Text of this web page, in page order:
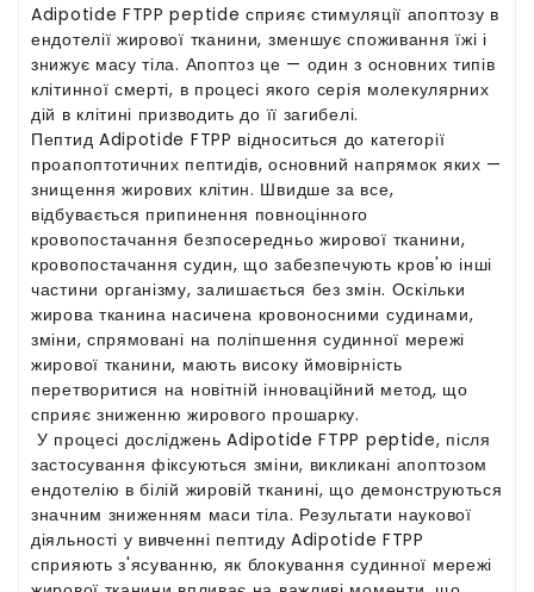
Adipotide FTPP peptide сприяє стимуляції апоптозу в
ендотелії жирової тканини, зменшує споживання їжі і
знижує масу тіла. Апоптоз це — один з основних типів
клітинної смерті, в процесі якого серія молекулярних
дій в клітині призводить до її загибелі.
Пептид Adipotide FTPP відноситься до категорії
проапоптотичних пептидів, основний напрямок яких —
знищення жирових клітин. Швидше за все,
відбувається припинення повноцінного
кровопостачання безпосередньо жирової тканини,
кровопостачання судин, що забезпечують кров'ю інші
частини організму, залишається без змін. Оскільки
жирова тканина насичена кровоносними судинами,
зміни, спрямовані на поліпшення судинної мережі
жирової тканини, мають високу ймовірність
перетворитися на новітній інноваційний метод, що
сприяє зниженню жирового прошарку.
У процесі досліджень Adipotide FTPP peptide, після
застосування фіксуються зміни, викликані апоптозом
ендотелію в білій жировій тканині, що демонструються
значним зниженням маси тіла. Результати наукової
діяльності у вивченні пептиду Adipotide FTPP
сприяють з'ясуванню, як блокування судинної мережі